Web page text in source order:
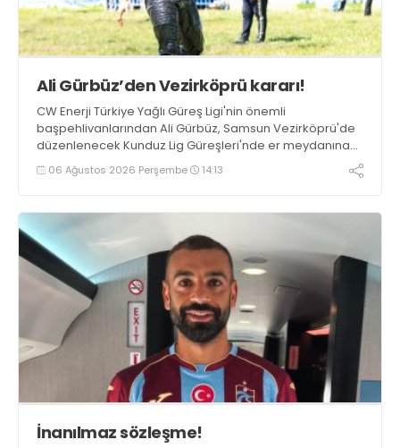
Ali Gürbüz’den Vezirköprü kararı!
CW Enerji Türkiye Yağlı Güreş Ligi'nin önemli
başpehlivanlarından Ali Gürbüz, Samsun Vezirköprü'de
düzenlenecek Kunduz Lig Güreşleri'nde er meydanına
çıkmayacak.
06 Ağustos 2026 Perşembe 14:13
İnanılmaz sözleşme!